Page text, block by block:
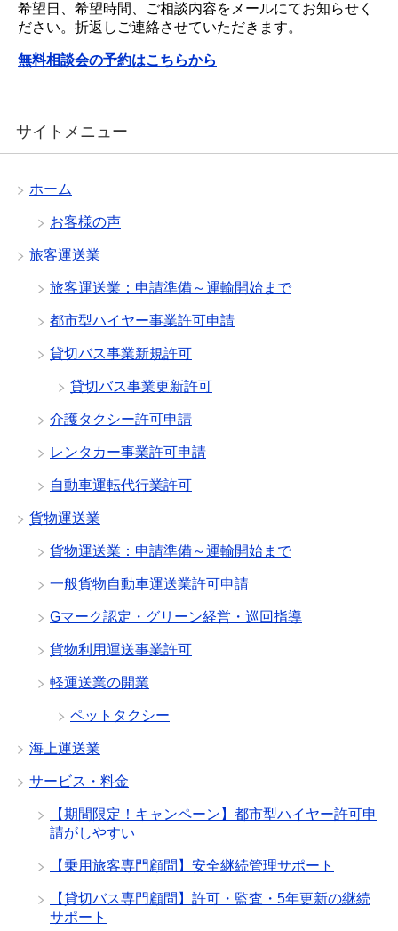
希望日、希望時間、ご相談内容をメールにてお知らせく
ださい。折返しご連絡させていただきます。
無料相談会の予約はこちらから
サイトメニュー
ホーム
お客様の声
旅客運送業
旅客運送業：申請準備～運輸開始まで
都市型ハイヤー事業許可申請
貸切バス事業新規許可
貸切バス事業更新許可
介護タクシー許可申請
レンタカー事業許可申請
自動車運転代行業許可
貨物運送業
貨物運送業：申請準備～運輸開始まで
一般貨物自動車運送業許可申請
Gマーク認定・グリーン経営・巡回指導
貨物利用運送事業許可
軽運送業の開業
ペットタクシー
海上運送業
サービス・料金
【期間限定！キャンペーン】都市型ハイヤー許可申
請がしやすい
【乗用旅客専門顧問】安全継続管理サポート
【貸切バス専門顧問】許可・監査・5年更新の継続
サポート